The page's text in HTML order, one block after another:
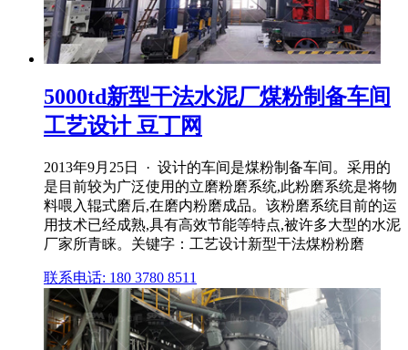
5000td新型干法水泥厂煤粉制备车间
工艺设计 豆丁网
2013年9月25日 · 设计的车间是煤粉制备车间。采用的
是目前较为广泛使用的立磨粉磨系统,此粉磨系统是将物
料喂入辊式磨后,在磨内粉磨成品。该粉磨系统目前的运
用技术已经成熟,具有高效节能等特点,被许多大型的水泥
厂家所青睐。关键字：工艺设计新型干法煤粉粉磨
联系电话: 180 3780 8511